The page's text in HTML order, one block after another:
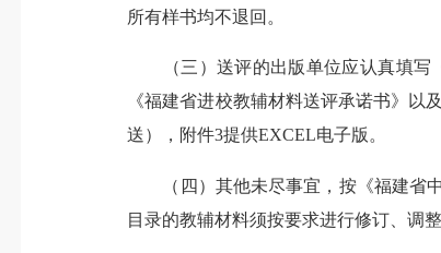
所有样书均不退回。
（三）送评的出版单位应认真填写《
《福建省进校教辅材料送评承诺书》
送），附件3提供EXCEL电子版。
（四）其他未尽事宜，按《福建省中
目录的教辅材料须按要求进行修订、调